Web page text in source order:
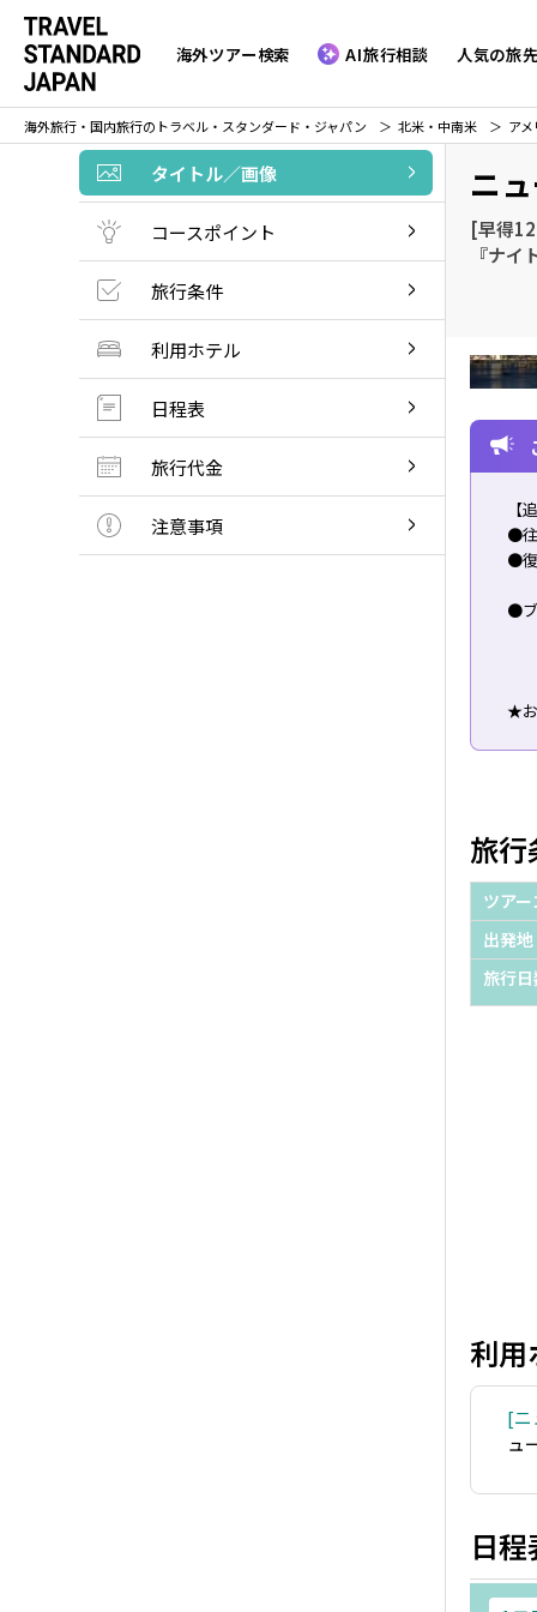
海外ツアー検索 AI旅行相談 人気の旅
海外旅行・国内旅行のトラベル・スタンダード・ジャパン 北米・中南米 ア
タイトル／画像
コースポイント
旅行条件
利用ホテル
日程表
旅行代金
注意事項
ニ
[早得
『ナ
【
●往
●復
●ブ
★お
旅行
ツア
出発地
旅行
利用
ュ
日程